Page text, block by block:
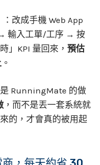
：改成手機 Web App
輸入工單/工序 → 按
」KPI 量回來， 預估
。
RunningMate 的做
，而不是丟一套系統就
的，才會真的被用起
，每天約省 30